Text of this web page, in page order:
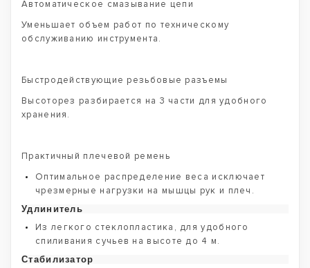
Автоматическое смазывание цепи
Уменьшает объем работ по техническому
обслуживанию инструмента.
Быстродействующие резьбовые разъемы
Высоторез разбирается на 3 части для удобного
хранения.
Практичный плечевой ремень
Оптимальное распределение веса исключает
чрезмерные нагрузки на мышцы рук и плеч.
Удлинитель
Из легкого стеклопластика, для удобного
спиливания сучьев на высоте до 4 м.
Стабилизатор